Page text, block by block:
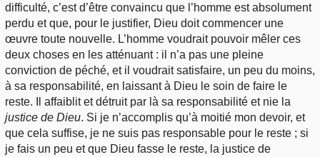
difficulté, c’est d’être convaincu que l’homme est absolument
perdu et que, pour le justifier, Dieu doit commencer une
œuvre toute nouvelle. L’homme voudrait pouvoir mêler ces
deux choses en les atténuant : il n’a pas une pleine
conviction de péché, et il voudrait satisfaire, un peu du moins,
à sa responsabilité, en laissant à Dieu le soin de faire le
reste. Il affaiblit et détruit par là sa responsabilité et nie la
justice de Dieu. Si je n’accomplis qu’à moitié mon devoir, et
que cela suffise, je ne suis pas responsable pour le reste ; si
je fais un peu et que Dieu fasse le reste, la justice de